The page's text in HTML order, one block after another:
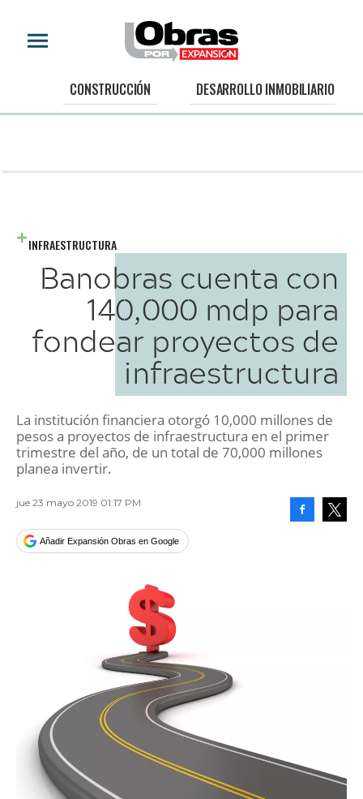
CONSTRUCCIÓN DESARROLLO INMOBILIARIO
INFRAESTRUCTURA
Banobras cuenta con
140,000 mdp para
fondear proyectos de
infraestructura
La institución financiera otorgó 10,000 millones de
pesos a proyectos de infraestructura en el primer
trimestre del año, de un total de 70,000 millones
planea invertir.
jue 23 mayo 2019 01:17 PM
Añadir Expansión Obras en Google